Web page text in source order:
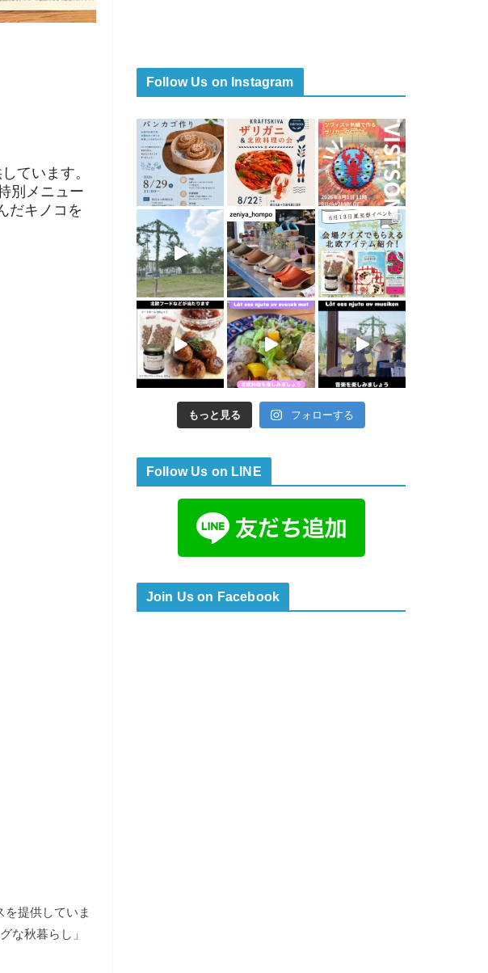
ています。
別メニュー
だキノコを
提供していま
な秋暮らし」
Follow Us on Instagram
もっと見る フォローする
Follow Us on LINE
Join Us on Facebook